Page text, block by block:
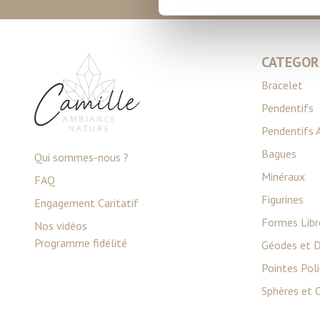
Pour en savoir plus sur le
sociaux et d'analyser notre
partenaires de médias
Qui sommes-nous ?
FAQ
Engagement Caritatif
Nos vidéos
Programme fidélité
Bracelet
Pendentifs
Pendentifs
Bagues
Minéraux
Figurines
Formes
Géodes et
Pointes
Sphères et